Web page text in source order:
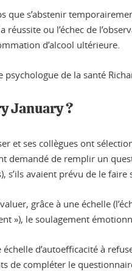
que s’abstenir
réussite ou l’échec de
d’alcool ultérieure.
psychologue de la santé
January ?
et ses collègues ont
demandé de remplir un
s’ils avaient prévu de le faire
grâce à une échelle
»), le soulagement
d’autoefficacité à
de compléter le